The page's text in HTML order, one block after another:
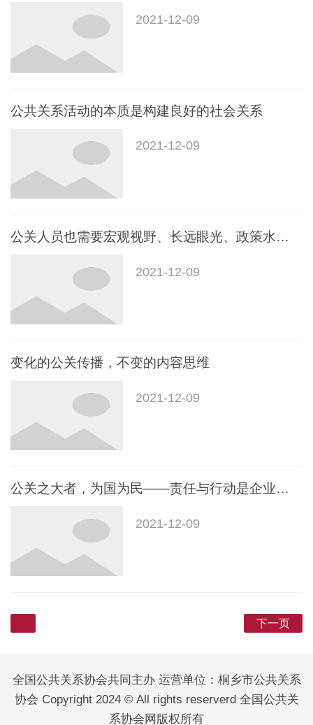
2021-12-09
公共关系活动的本质是构建良好的社会关系
2021-12-09
公关人员也需要宏观视野、长远眼光、政策水平和大局意识
2021-12-09
变化的公关传播，不变的内容思维
2021-12-09
公关之大者，为国为民——责任与行动是企业最好的公关
2021-12-09
下一页
全国公共关系协会共同主办 运营单位：桐乡市公共关系
协会 Copyright 2024 © All rights reserverd 全国公共关
系协会网版权所有